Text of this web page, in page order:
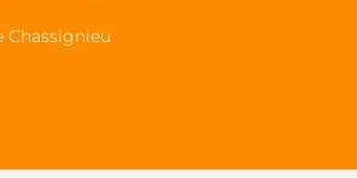
Chassignieu